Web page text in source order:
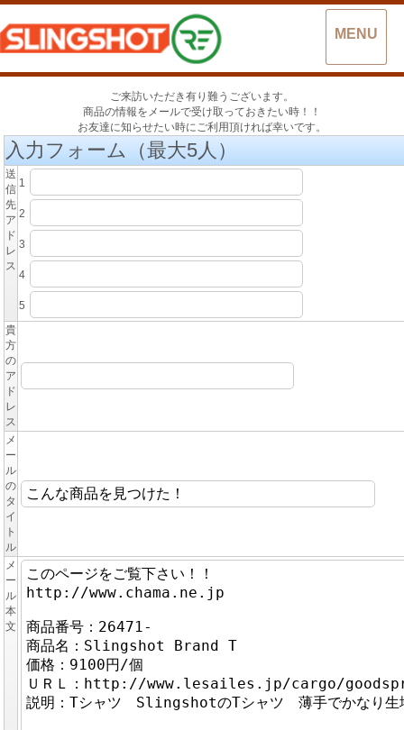
MENU
ご来訪いただき有り難うございます。
商品の情報をメールで受け取っておきたい時！！
お友達に知らせたい時にご利用頂ければ幸いです。
入力フォーム（最大5人）
送
信
先
ア
ド
レ
ス
1
2
3
4
5
貴
方
の
ア
ド
レ
ス
メ
ー
ル
の
タ
イ
ト
ル
メ
ー
ル
本
文